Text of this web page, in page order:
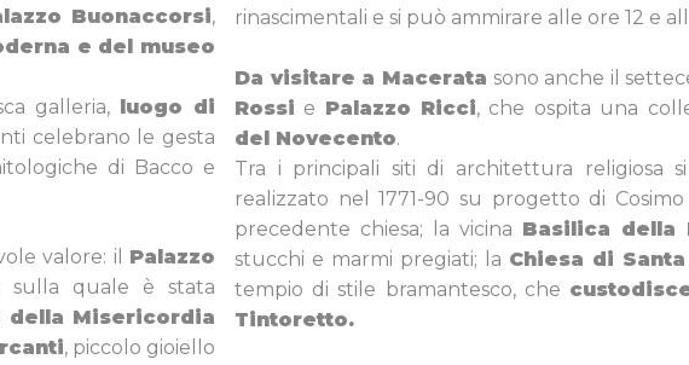
Buonaccorsi,
e del museo
galleria, luogo di
celebrano le gesta
di Bacco e
valore: il Palazzo
sulla quale è stata
della Misericordia
, piccolo gioiello
rinascimentali e si può ammirare alle ore 12 e
Da visitare a Macerata sono anche il
Rossi e Palazzo Ricci, che ospita una
del Novecento.
Tra i principali siti di architettura religiosa
realizzato nel 1771-90 su progetto di
precedente chiesa; la vicina Basilica della
stucchi e marmi pregiati; la Chiesa di
tempio di stile bramantesco, che
Tintoretto.